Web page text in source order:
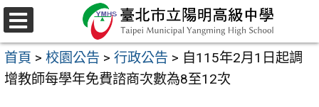
跳
至
主
要
選
單
首頁 > 校園公告 > 行政公告 > 自115年2月1日起調
增教師每學年免費諮商次數為8至12次